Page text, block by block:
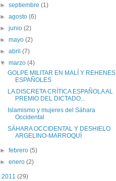
►septiembre(1)
►agosto(6)
►junio(2)
►mayo(2)
►abril(7)
▼marzo(4)
GOLPE MILITAR EN MALÍ Y REHENES
ESPAÑOLES
LA DISCRETA CRÍTICA ESPAÑOLA AL
PREMIO DEL DICTADO...
Islamismo y mujeres del Sáhara
Occidental
SÁHARA OCCIDENTAL Y DESHIELO
ARGELINO-MARROQUÍ
►febrero(5)
►enero(2)
2011 (29)